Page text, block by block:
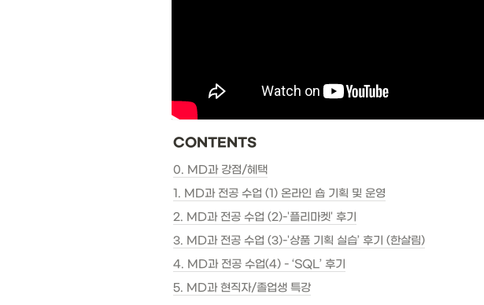
CONTENTS
0. MD과 강점/혜택
1. MD과 전공 수업 (1) 온라인 숍 기획 및 운영
2. MD과 전공 수업 (2)-'플리마켓' 후기
3. MD과 전공 수업 (3)-'상품 기획 실습’ 후기 (한살림)
4. MD과 전공 수업(4) - ‘SQL’ 후기
5. MD과 현직자/졸업생 특강